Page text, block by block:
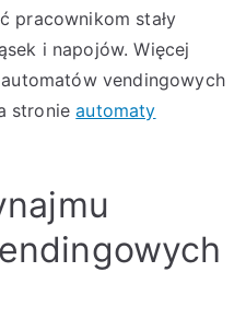
pracownikom stały
i napojów. Więcej
vendingowych
stronieautomaty